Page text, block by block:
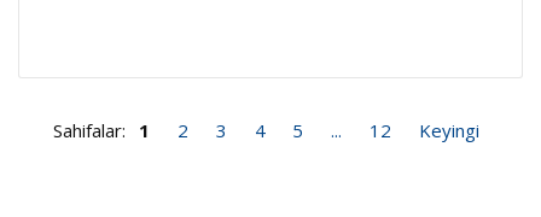
Sahifalar: 1 2 3 4 5 ... 12 Keyingi